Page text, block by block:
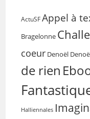
ActuSF Appel à
Bragelonne
coeur Denoël
de rien
Halliennales